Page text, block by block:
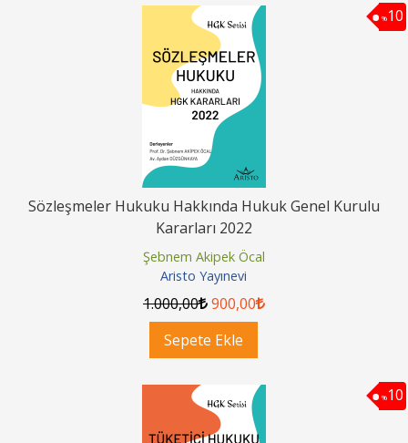
%10
Sözleşmeler Hukuku Hakkında Hukuk Genel Kurulu
Kararları 2022
Şebnem Akipek Öcal
Aristo Yayınevi
1.000,00 900,00
Sepete Ekle
%10